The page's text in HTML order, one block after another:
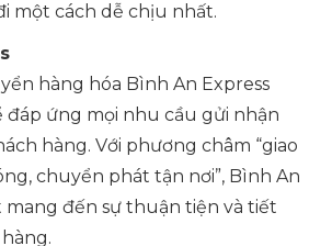
một cách dễ chịu nhất.
hàng hóa Bình An Express
ứng mọi nhu cầu gửi nhận
hàng. Với phương châm “giao
chuyển phát tận nơi”, Bình An
mang đến sự thuận tiện và tiết